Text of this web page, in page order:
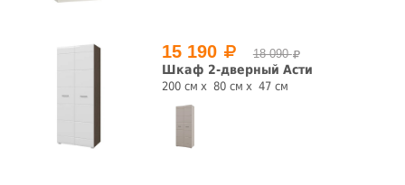
Цвет корпуса
15 190 18 090
Шкаф 2-дверный Асти
200 см 80 см 47 см